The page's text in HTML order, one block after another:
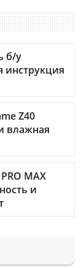
б/у
инструкция
Z40
влажная
MAX
и